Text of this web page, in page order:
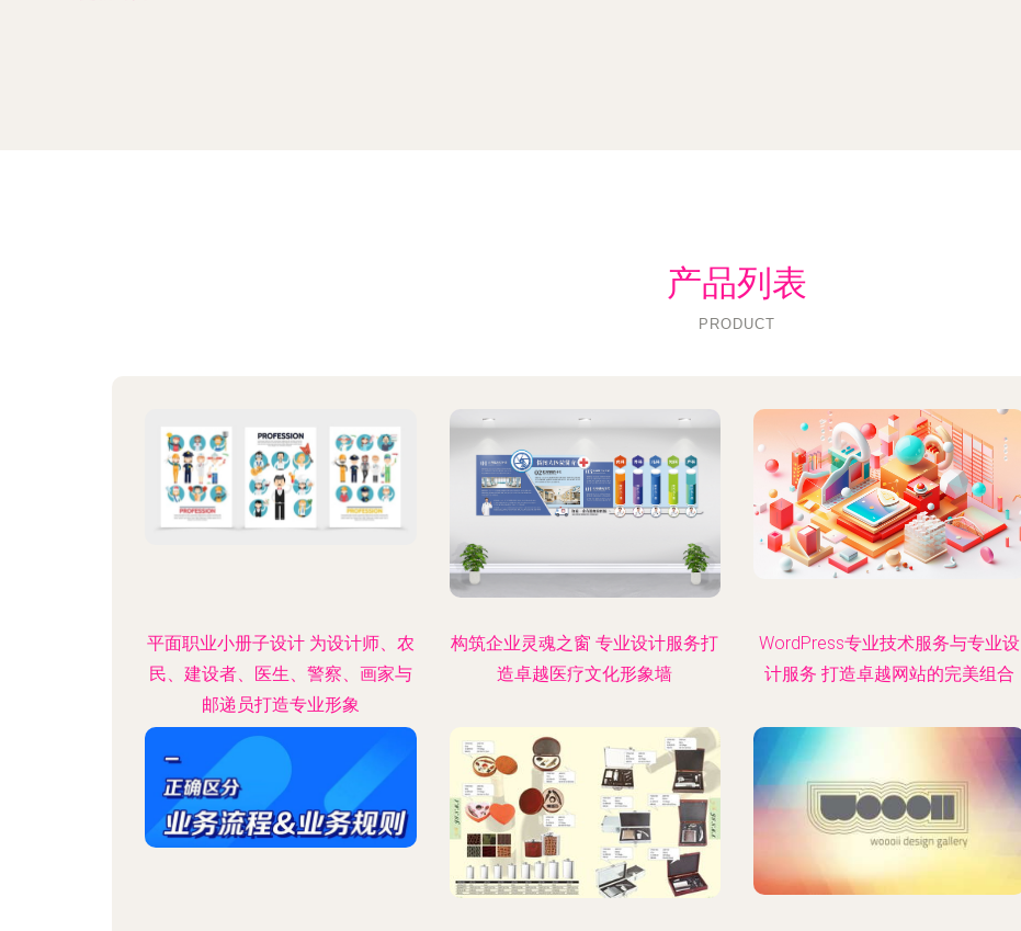
产品列表
PRODUCT
平面职业小册子设计 为设计师、农
民、建设者、医生、警察、画家与
邮递员打造专业形象
构筑企业灵魂之窗 专业设计服务打
造卓越医疗文化形象墙
WordPress专业技术服务与专业设
计服务 打造卓越网站的完美组合